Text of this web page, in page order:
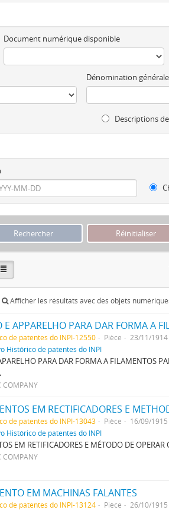
Document numérique disponible
Dénomination
Descriptions
Afficher les résultats avec des objets
de patentes do INPI-12550 Pièce
23/11/1914
Histórico de patentes do INPI
PARA DAR FORMA A FILAMENTOS
COMPANY
EM RECTIFICADORES E
de patentes do INPI-13043 Pièce
16/09/1915
Histórico de patentes do INPI
EM RETIFICADORES E MÉTODO DE OPERAR
COMPANY
EM MACHINAS FALANTES
de patentes do INPI-13124 Pièce
26/10/1915